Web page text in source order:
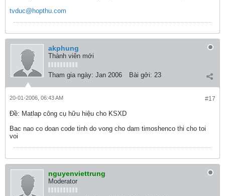
tvduc@hopthu.com
akphung
Thành viên mới
Tham gia ngày: Jan 2006 Bài gởi: 23
#17
20-01-2006, 06:43 AM
Ðề: Matlap công cụ hữu hiệu cho KSXD
Bac nao co doan code tinh do vong cho dam timoshenco thi cho toi
voi
nguyenviettrung
Moderator